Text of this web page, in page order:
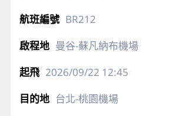
BR212
曼谷-蘇凡納布機場
2026/09/22 12:45
台北-桃園機場